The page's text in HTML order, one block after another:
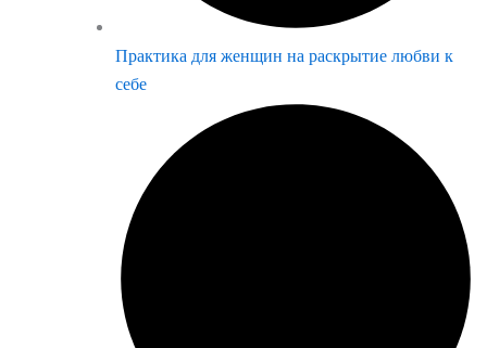
Практика для женщин на раскрытие любви к
себе